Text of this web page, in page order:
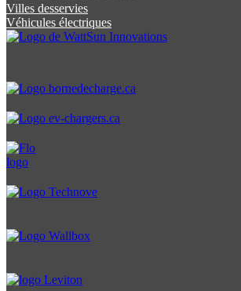
Villes desservies
Véhicules électriques